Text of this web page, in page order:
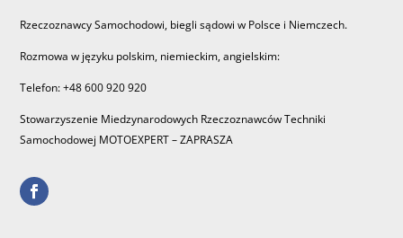
Rzeczoznawcy Samochodowi, biegli sądowi w Polsce i Niemczech.
Rozmowa w języku polskim, niemieckim, angielskim:
Telefon: +48 600 920 920
Stowarzyszenie Miedzynarodowych Rzeczoznawców Techniki
Samochodowej MOTOEXPERT – ZAPRASZA